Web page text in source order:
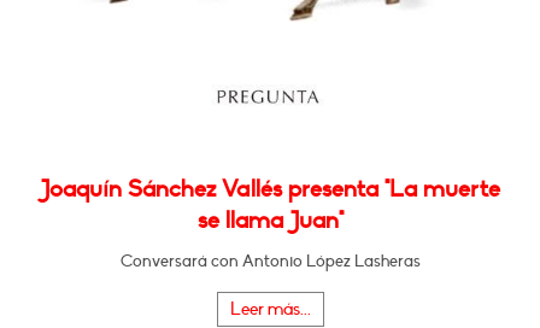
Joaquín Sánchez Vallés presenta "La muerte
se llama Juan"
Conversará con Antonio López Lasheras
Leer más...